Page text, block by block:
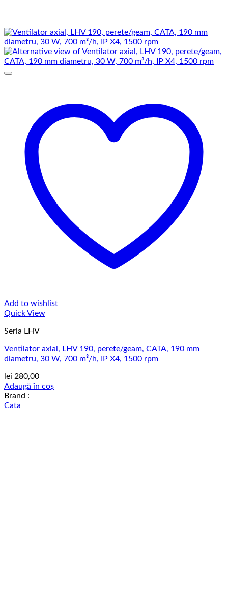
Add to wishlist
Quick View
Seria LHV
Ventilator axial, LHV 190, perete/geam, CATA, 190 mm
diametru, 30 W, 700 m³/h, IP X4, 1500 rpm
lei 280,00
Adaugă în coș
Brand :
Cata